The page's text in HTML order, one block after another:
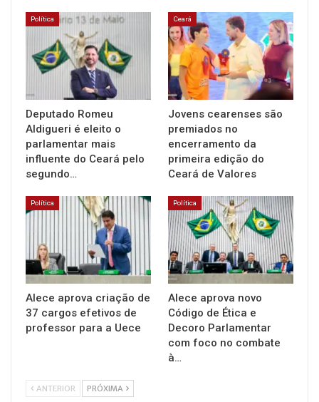
Política
Deputado Romeu
Aldigueri é eleito o
parlamentar mais
influente do Ceará pelo
segundo…
Ceará
Jovens cearenses são
premiados no
encerramento da
primeira edição do
Ceará de Valores
Política
Alece aprova criação de
37 cargos efetivos de
professor para a Uece
Política
Alece aprova novo
Código de Ética e
Decoro Parlamentar
com foco no combate
à…
ANTERIOR PRÓXIMA